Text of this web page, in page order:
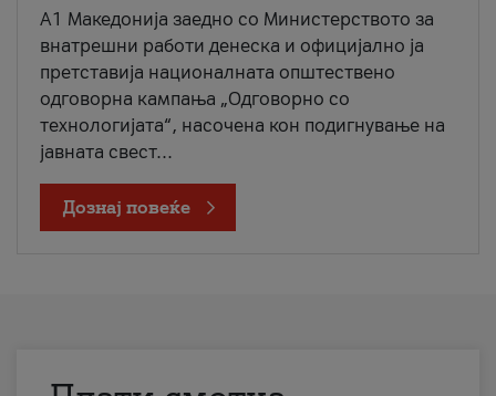
A1 Македонија заедно со Министерството за
внатрешни работи денеска и официјално ја
претставија националната општествено
одговорна кампања „Одговорно со
технологијата“, насочена кон подигнување на
јавната свест...
Дознај повеќе